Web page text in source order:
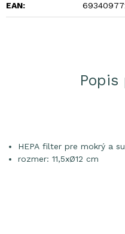
EAN:
HEPA filter pre mokrý a
rozmer: 11,5xØ12 cm